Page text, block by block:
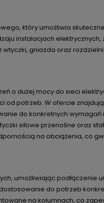
który umożliwia
instalacjach
gniazda oraz
o dużej mocy do sieci
potrzeb. W ofercie
do konkretnych wymagań
siłowe przenośne oraz
na obciążenia, co
umożliwiając podłączenie
do potrzeb
na kolumnach, co